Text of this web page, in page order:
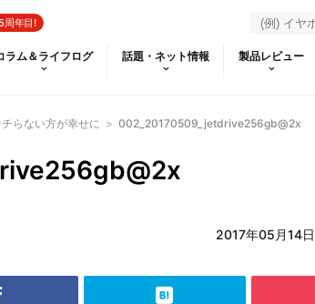
周年目!
ラム＆ライフログ 話題・ネット情報 製品レビュー
らない方が幸せに > 002_20170509_jetdrive256gb@2x
2017年05月14日